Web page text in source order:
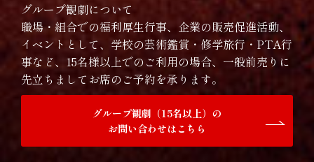
グループ観劇について
職場・組合での福利厚生行事、企業の販売促進活動、
イベントとして、学校の芸術鑑賞・修学旅行・PTA行
事など、15名様以上でのご利用の場合、一般前売りに
先立ちましてお席のご予約を承ります。
グループ観劇（15名以上）の
お問い合わせはこちら